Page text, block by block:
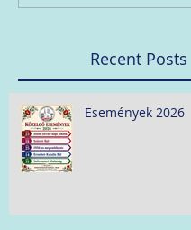
Recent Posts
Események 2026